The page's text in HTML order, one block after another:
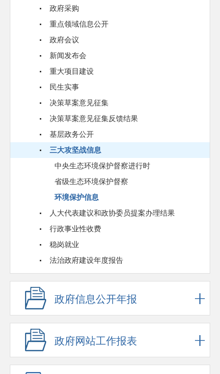
政府采购
重点领域信息公开
政府会议
新闻发布会
重大项目建设
民生实事
决策草案意见征集
决策草案意见征集反馈结果
基层政务公开
三大攻坚战信息
中央生态环境保护督察进行时
省级生态环境保护督察
环境保护信息
人大代表建议和政协委员提案办理结果
行政事业性收费
稳岗就业
法治政府建设年度报告
政府信息公开年报
政府网站工作报表